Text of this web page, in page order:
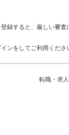
録すると、厳しい審
ンをしてご利用くださ
転職・求